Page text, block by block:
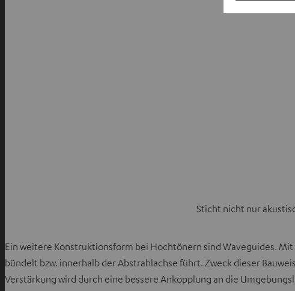
Sticht nicht nur
Ein weitere Konstruktionsform bei Hochtönern sind Waveguides.
bündelt bzw. innerhalb der Abstrahlachse führt. Zweck dieser
Verstärkung wird durch eine bessere Ankopplung an die